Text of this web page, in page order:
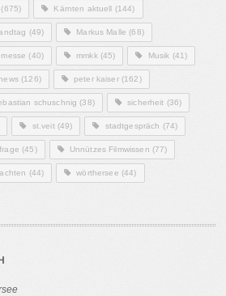
(675) Kärnten aktuell (144)
(49) Markus Malle (68)
messe (40) mmkk(45) Musik (41)
news(126) peter kaiser(162)
schuschnig (38) sicherheit (36)
st.veit(49) stadtgespräch (74)
(45) Unnützes Filmwissen (77)
(44) wörthersee (44)